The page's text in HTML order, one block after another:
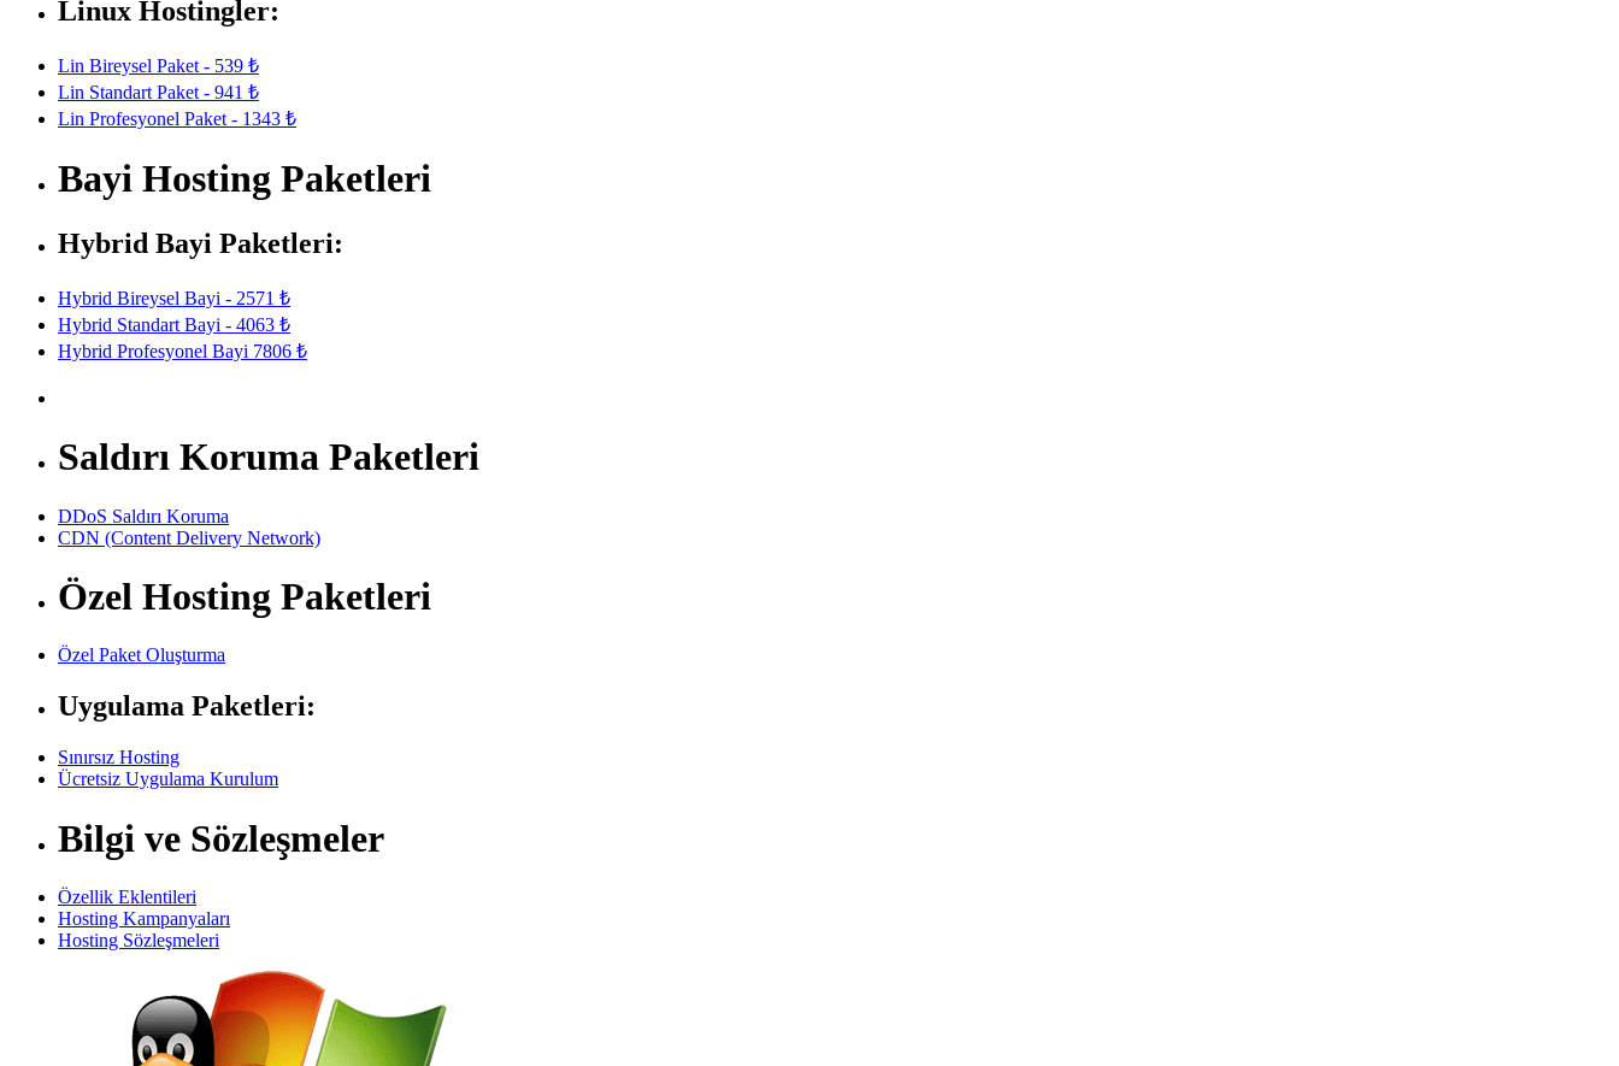
Linux Hostingler:
Lin Bireysel Paket - 539 ₺
Lin Standart Paket - 941 ₺
Lin Profesyonel Paket - 1343 ₺
Bayi Hosting Paketleri
Hybrid Bayi Paketleri:
Hybrid Bireysel Bayi - 2571 ₺
Hybrid Standart Bayi - 4063 ₺
Hybrid Profesyonel Bayi 7806 ₺
Saldırı Koruma Paketleri
DDoS Saldırı Koruma
CDN (Content Delivery Network)
Özel Hosting Paketleri
Özel Paket Oluşturma
Uygulama Paketleri:
Sınırsız Hosting
Ücretsiz Uygulama Kurulum
Bilgi ve Sözleşmeler
Özellik Eklentileri
Hosting Kampanyaları
Hosting Sözleşmeleri